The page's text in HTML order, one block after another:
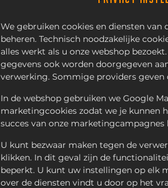
We gebruiken cookies en diensten van
beheren. Technisch noodzakelijke
alles werkt als u onze webshop
gegevens ook worden doorgegeven
verwerking. Sommige providers geven
In de webshop gebruiken we Google
marketingcookies zodat we je kunnen
succes van onze marketingcampagnes
U kunt bezwaar maken tegen de
klikken. In dit geval zijn de
beperkt. U kunt uw instellingen op elk
over de diensten vindt u door op het